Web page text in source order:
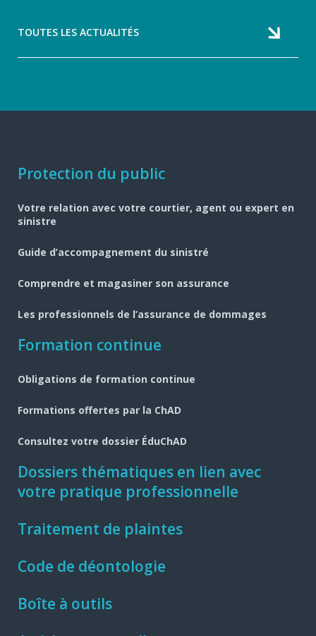
TOUTES LES ACTUALITÉS
Navigation
pied
de
page
Protection du public
Votre relation avec votre courtier, agent ou expert en
sinistre
Guide d’accompagnement du sinistré
Comprendre et magasiner son assurance
Les professionnels de l’assurance de dommages
Formation continue
Obligations de formation continue
Formations offertes par la ChAD
Consultez votre dossier ÉduChAD
Dossiers thématiques en lien avec
votre pratique professionnelle
Traitement de plaintes
Code de déontologie
Boîte à outils